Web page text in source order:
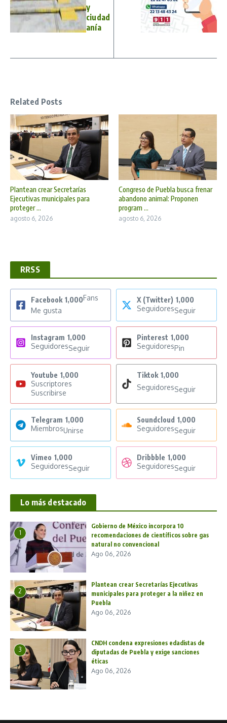
y
ciudad
anía
Related Posts
Plantean crear Secretarías
Ejecutivas municipales para
proteger ...
agosto 6, 2026
Congreso de Puebla busca frenar
abandono animal: Proponen
program ...
agosto 6, 2026
RRSS
Facebook 1,000Fans
Me gusta
X (Twitter) 1,000
SeguidoresSeguir
Instagram 1,000
SeguidoresSeguir
Pinterest 1,000
SeguidoresPin
Youtube 1,000
Suscriptores
Suscribirse
Tiktok 1,000
SeguidoresSeguir
Telegram 1,000
MiembrosUnirse
Soundcloud 1,000
SeguidoresSeguir
Vimeo 1,000
SeguidoresSeguir
Dribbble 1,000
SeguidoresSeguir
Lo más destacado
1
Gobierno de México incorpora 10
recomendaciones de científicos sobre gas
natural no convencional
Ago 06, 2026
2
Plantean crear Secretarías Ejecutivas
municipales para proteger a la niñez en
Puebla
Ago 06, 2026
3
CNDH condena expresiones edadistas de
diputadas de Puebla y exige sanciones
éticas
Ago 06, 2026